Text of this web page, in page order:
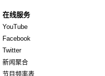
在线服务
YouTube
Facebook
TwitterOpens in new window
新闻聚合
节目频率表